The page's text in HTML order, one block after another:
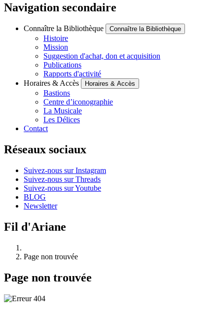
Navigation secondaire
Connaître la Bibliothèque Connaître la Bibliothèque
Histoire
Mission
Suggestion d'achat, don et acquisition
Publications
Rapports d'activité
Horaires & Accès
Horaires & Accès
Bastions
Centre d’iconographie
La Musicale
Les Délices
Contact
Réseaux sociaux
Suivez-nous sur Instagram
Suivez-nous sur Threads
Suivez-nous sur Youtube
BLOG
Newsletter
Fil d'Ariane
Page non trouvée
Page non trouvée